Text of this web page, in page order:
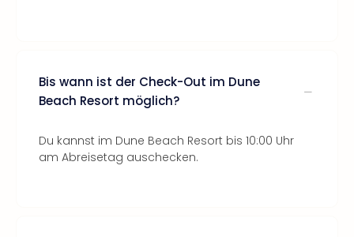
Bis wann ist der Check-Out im Dune
Beach Resort möglich?
Du kannst im Dune Beach Resort bis 10:00 Uhr
am Abreisetag auschecken.